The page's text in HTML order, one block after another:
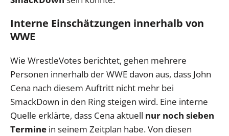
Interne Einschätzungen innerhalb von
WWE
Wie WrestleVotes berichtet, gehen mehrere
Personen innerhalb der WWE davon aus, dass John
Cena nach diesem Auftritt nicht mehr bei
SmackDown in den Ring steigen wird. Eine interne
Quelle erklärte, dass Cena aktuell nur noch sieben
Termine in seinem Zeitplan habe. Von diesen